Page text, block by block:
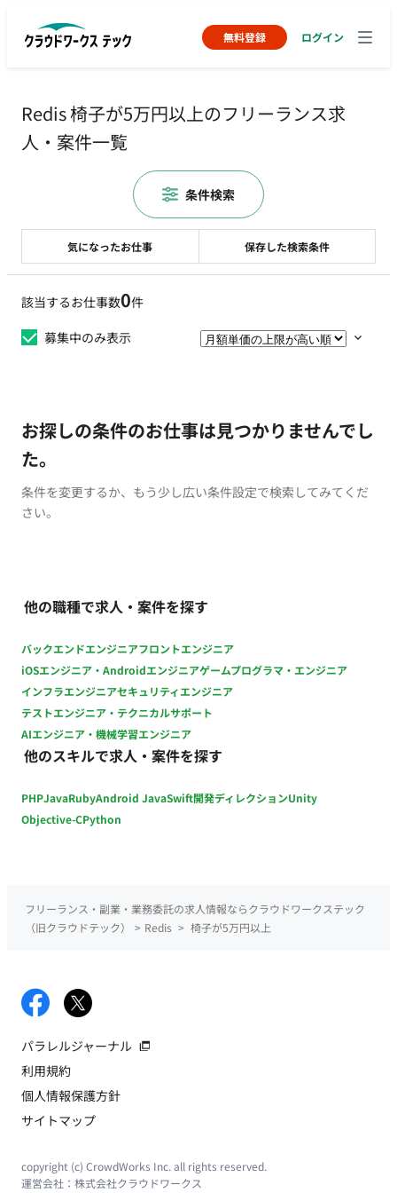
無料登録 ログイン
Redis 椅子が5万円以上のフリーランス求
人・案件一覧
該当するお仕事数0件
募集中のみ表示
お探しの条件のお仕事は見つかりませんでし
た。
条件を変更するか、もう少し広い条件設定で検索してみてくだ
さい。
他の職種で求人・案件を探す
バックエンドエンジニアフロントエンジニア
iOSエンジニア・Androidエンジニアゲームプログラマ・エンジニア
インフラエンジニアセキュリティエンジニア
テストエンジニア・テクニカルサポート
AIエンジニア・機械学習エンジニア
他のスキルで求人・案件を探す
PHPJavaRubyAndroid JavaSwift開発ディレクションUnity
Objective-CPython
気になったお仕事 保存した検索条件
条件検索
フリーランス・副業・業務委託の求人情報ならクラウドワークステック
（旧クラウドテック）
> Redis > 椅子が5万円以上
パラレルジャーナル
利用規約
個人情報保護方針
サイトマップ
copyright (c) CrowdWorks Inc. all rights reserved.
運営会社： 株式会社クラウドワークス